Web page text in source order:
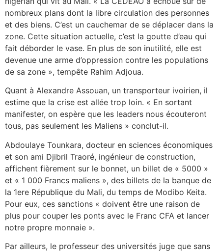
nombreux plans dont la libre circulation des personnes
et des biens. C’est un cauchemar de se déplacer dans la
zone. Cette situation actuelle, c’est la goutte d’eau qui
fait déborder le vase. En plus de son inutilité, elle est
devenue une arme d’oppression contre les populations
de sa zone », tempête Rahim Adjoua.
Quant à Alexandre Assouan, un transporteur ivoirien, il
estime que la crise est allée trop loin. « En sortant
manifester, on espère que les leaders nous écouteront
tous, pas seulement les Maliens » conclut-il.
Abdoulaye Tounkara, docteur en sciences économiques
et son ami Djibril Traoré, ingénieur de construction,
affichent fièrement sur le bonnet, un billet de « 5000 »
et « 1 000 Francs maliens », des billets de la banque de
la 1ere République du Mali, du temps de Modibo Keita.
Pour eux, ces sanctions « doivent être une raison de
plus pour couper les ponts avec le Franc CFA et lancer
notre propre monnaie ».
Par ailleurs, le professeur des universités juge que sans